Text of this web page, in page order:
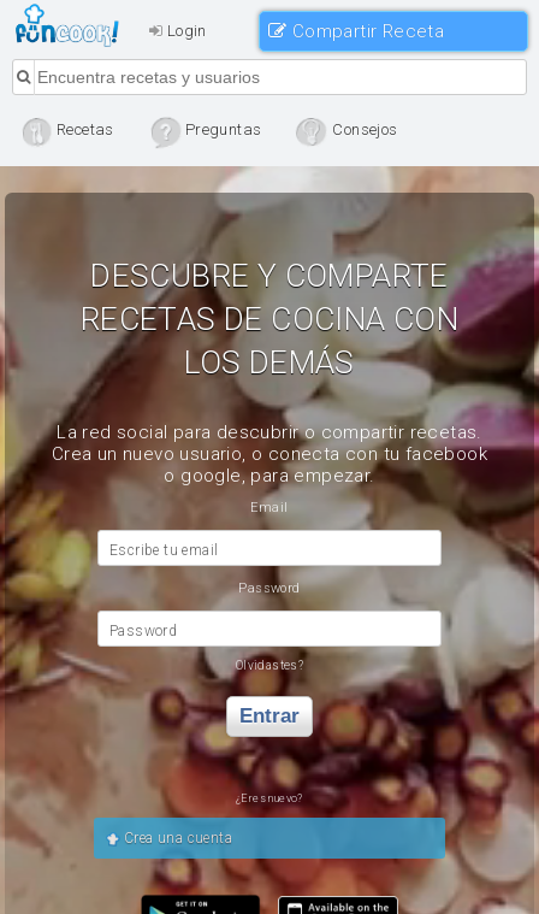
Login
Recetas Preguntas Consejos
DESCUBRE Y COMPARTE
RECETAS DE COCINA CON
LOS DEMÁS
La red social para descubrir o compartir recetas.
Crea un nuevo usuario, o conecta con tu facebook
o google, para empezar.
Email
Escribe tu email
Password
Password
Olvidastes?
Entrar
¿Eres nuevo?
Crea una cuenta
Compartir Receta